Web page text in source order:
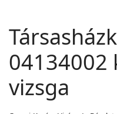
04134002
vizsga